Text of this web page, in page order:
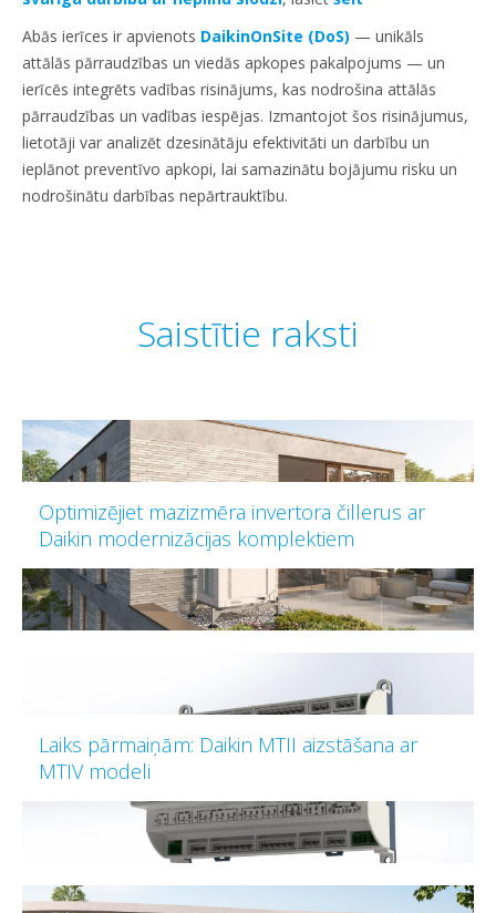
Abās ierīces ir apvienots DaikinOnSite (DoS) — unikāls
attālās pārraudzības un viedās apkopes pakalpojums — un
ierīcēs integrēts vadības risinājums, kas nodrošina attālās
pārraudzības un vadības iespējas. Izmantojot šos risinājumus,
lietotāji var analizēt dzesinātāju efektivitāti un darbību un
ieplānot preventīvo apkopi, lai samazinātu bojājumu risku un
nodrošinātu darbības nepārtrauktību.
Saistītie raksti
Optimizējiet mazizmēra invertora čillerus ar
Daikin modernizācijas komplektiem
Laiks pārmaiņām: Daikin MTII aizstāšana ar
MTIV modeli